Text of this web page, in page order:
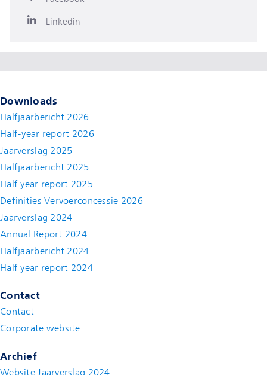
Linkedin
Downloads
Halfjaarbericht 2026
Half-year report 2026
Jaarverslag 2025
Halfjaarbericht 2025
Half year report 2025
Definities Vervoerconcessie 2026
Jaarverslag 2024
Annual Report 2024
Halfjaarbericht 2024
Half year report 2024(new window)
Contact
Contact
Corporate website
Archief
Website Jaarverslag 2024